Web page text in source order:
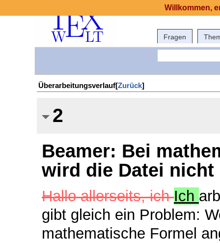
Fragen
Überarbeitungsverlauf[Zurück]
2
Beamer: Bei
wird die Datei nicht
Hallo allerseits, ichIch
gibt gleich ein Problem:
mathematische Formel
Willkommen,